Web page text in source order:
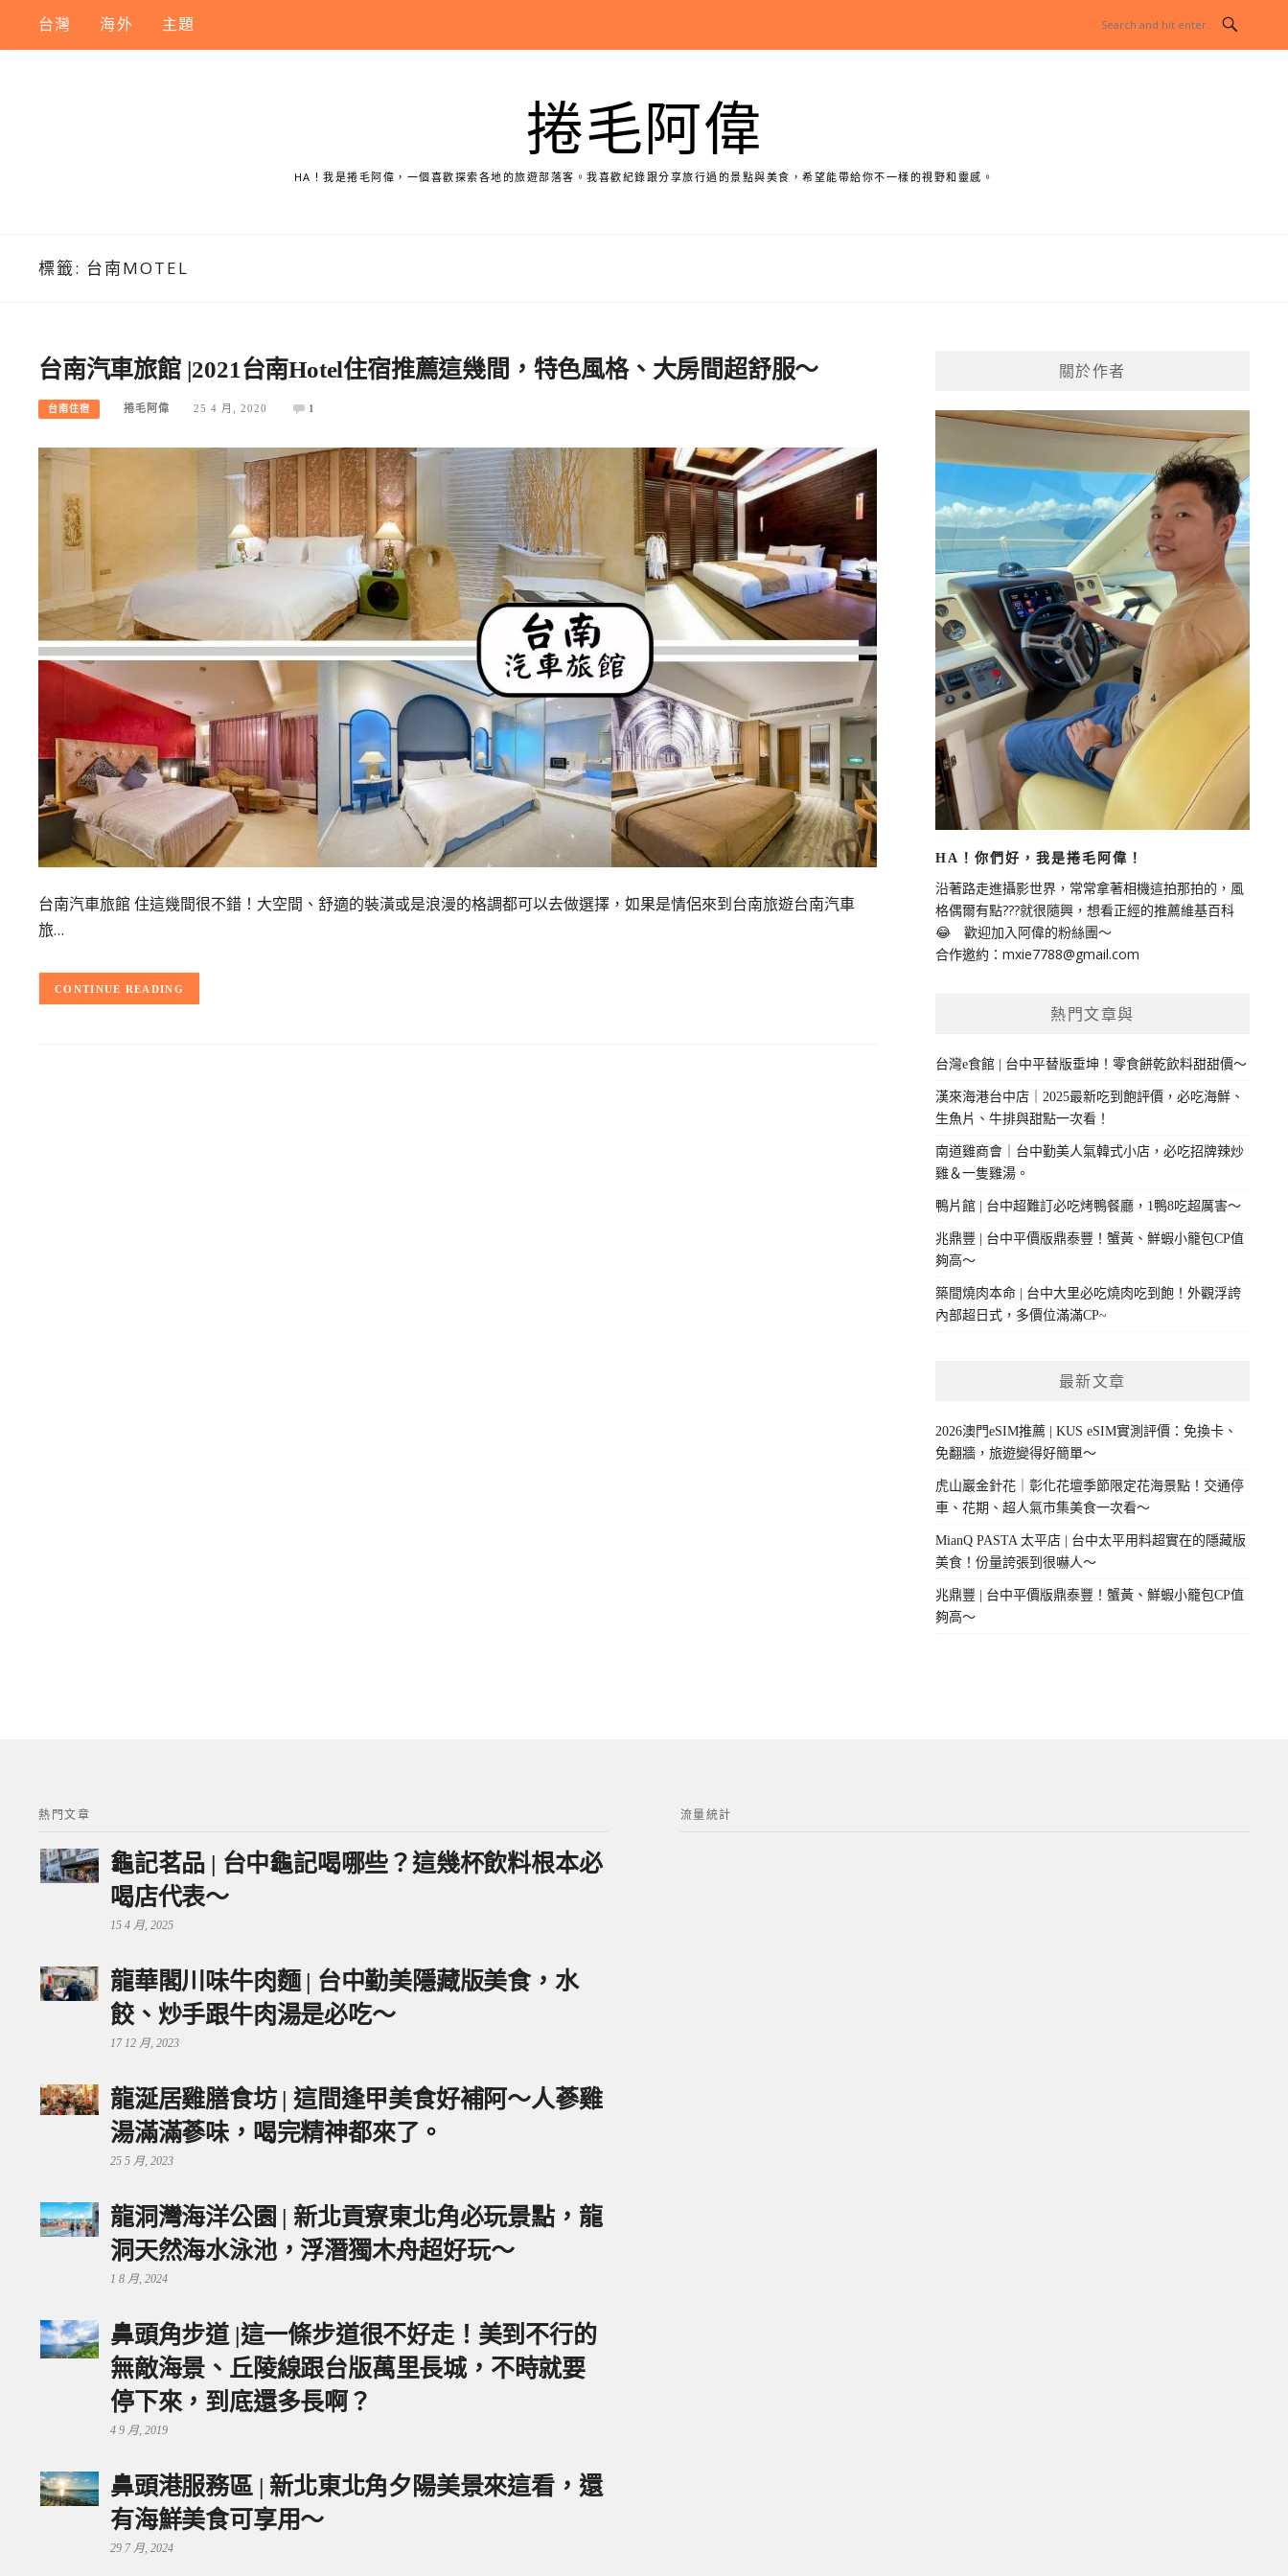
content
台灣 海外 主題
捲毛阿偉
HA！我是捲毛阿偉，一個喜歡探索各地的旅遊部落客。我喜歡紀錄跟分享旅行過的景點與美食，希望能帶給你不一樣的視野和靈感。
標籤: 台南MOTEL
台南汽車旅館 |2021台南Hotel住宿推薦這幾間，特色風格、大房間超舒服～
台南住宿 捲毛阿偉 25 4 月, 2020 1
台南汽車旅館 住這幾間很不錯！大空間、舒適的裝潢或是浪漫的格調都可以去做選擇，如果是情侶來到台南旅遊台南汽車
旅…
CONTINUE READING
關於作者
HA！你們好，我是捲毛阿偉！
沿著路走進攝影世界，常常拿著相機這拍那拍的，風
格偶爾有點???就很隨興，想看正經的推薦維基百科
😂 歡迎加入阿偉的粉絲團～
合作邀約： mxie7788@gmail.com
熱門文章與
台灣e食館 | 台中平替版垂坤！零食餅乾飲料甜甜價～
漢來海港台中店｜2025最新吃到飽評價，必吃海鮮、
生魚片、牛排與甜點一次看！
南道雞商會｜台中勤美人氣韓式小店，必吃招牌辣炒
雞＆一隻雞湯。
鴨片館 | 台中超難訂必吃烤鴨餐廳，1鴨8吃超厲害～
兆鼎豐 | 台中平價版鼎泰豐！蟹黃、鮮蝦小籠包CP值
夠高～
築間燒肉本命 | 台中大里必吃燒肉吃到飽！外觀浮誇
內部超日式，多價位滿滿CP~
最新文章
2026澳門eSIM推薦 | KUS eSIM實測評價：免換卡、
免翻牆，旅遊變得好簡單～
虎山巖金針花｜彰化花壇季節限定花海景點！交通停
車、花期、超人氣市集美食一次看～
MianQ PASTA 太平店 | 台中太平用料超實在的隱藏版
美食！份量誇張到很嚇人～
兆鼎豐 | 台中平價版鼎泰豐！蟹黃、鮮蝦小籠包CP值
夠高～
熱門文章
龜記茗品 | 台中龜記喝哪些？這幾杯飲料根本必
喝店代表～
15 4 月, 2025
龍華閣川味牛肉麵 | 台中勤美隱藏版美食，水
餃、炒手跟牛肉湯是必吃～
17 12 月, 2023
龍涎居雞膳食坊 | 這間逢甲美食好補阿～人蔘雞
湯滿滿蔘味，喝完精神都來了。
25 5 月, 2023
龍洞灣海洋公園 | 新北貢寮東北角必玩景點，龍
洞天然海水泳池，浮潛獨木舟超好玩～
1 8 月, 2024
鼻頭角步道 |這一條步道很不好走！美到不行的
無敵海景、丘陵線跟台版萬里長城，不時就要
停下來，到底還多長啊？
4 9 月, 2019
鼻頭港服務區 | 新北東北角夕陽美景來這看，還
有海鮮美食可享用～
29 7 月, 2024
流量統計